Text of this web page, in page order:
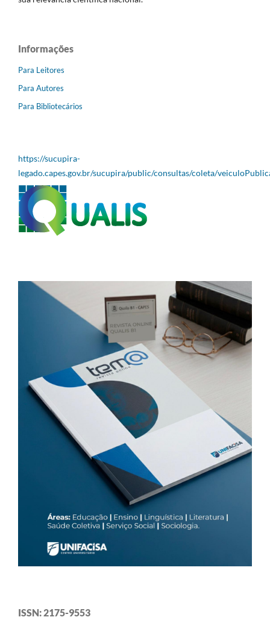
Informações
Para Leitores
Para Autores
Para Bibliotecários
https://sucupira-
legado.capes.gov.br/sucupira/public/consultas/coleta/
ISSN: 2175-9553